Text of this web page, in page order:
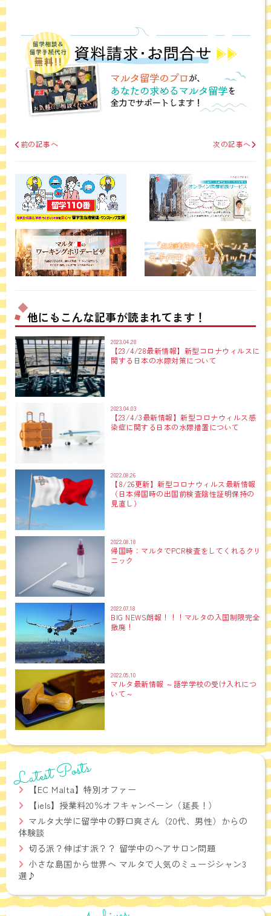
前の記事へ 次の記事へ
他にもこんな記事が読まれてます！
2023.04.28
【23/4/28最新情報】新型コロナウィルスに
関する日本の水際対策について
2023.04.03
【23/4/3最新情報】新型コロナウィルス感
染症に関する日本の水際措置について
2022.08.26
【8/26更新】新型コロナウィルス最新情報
（日本帰国時の出国前検査陰性証明保持の
見直し）
2022.08.18
帰国時：マルタでPCR検査をしてくれるクリ
ニック
2022.07.18
BIG NEWS朗報！！！マルタの入国制限完全
撤廃！
2022.05.10
マルタ最新情報 ～語学学校の受け入れにつ
いて～
Latest Posts
【EC Malta】特別オファー
【iels】授業料20％オフキャンペーン（延長！）
マルタ大学に留学中の野口爽さん（20代、男性）からの
体験談
切る派？伸ばす派？？ 留学中のヘアサロン問題
小さな島国から世界へ マルタで人気のミュージシャン3
選♪